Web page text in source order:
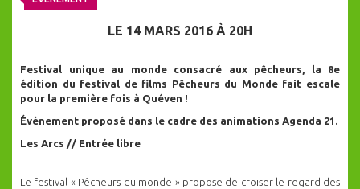
LE 14 MARS 2016 À 20H
Festival unique au monde consacré aux pêcheurs, la 8e
édition du festival de films Pêcheurs du Monde fait escale
pour la première fois à Quéven !
Événement proposé dans le cadre des animations Agenda 21.
Les Arcs // Entrée libre
Le festival « Pêcheurs du monde » propose de croiser le regard des